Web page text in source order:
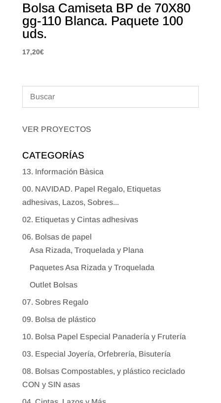
Bolsa Camiseta BP de 70X80
gg-110 Blanca. Paquete 100
uds.
17,20€
VER PROYECTOS
CATEGORÍAS
13. Información Bàsica
00. NAVIDAD. Papel Regalo, Etiquetas
adhesivas, Lazos, Sobres...
02. Etiquetas y Cintas adhesivas
06. Bolsas de papel
Asa Rizada, Troquelada y Plana
Paquetes Asa Rizada y Troquelada
Outlet Bolsas
07. Sobres Regalo
09. Bolsa de plástico
10. Bolsa Papel Especial Panadería y Frutería
03. Especial Joyería, Orfebrería, Bisutería
08. Bolsas Compostables, y plástico reciclado
CON y SIN asas